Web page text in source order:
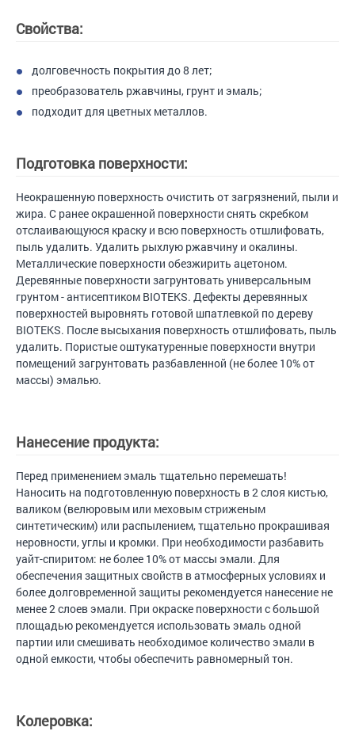
Свойства:
долговечность покрытия до 8 лет;
преобразователь ржавчины, грунт и эмаль;
подходит для цветных металлов.
Подготовка поверхности:
Неокрашенную поверхность очистить от загрязнений, пыли и
жира. С ранее окрашенной поверхности снять скребком
отслаивающуюся краску и всю поверхность отшлифовать,
пыль удалить. Удалить рыхлую ржавчину и окалины.
Металлические поверхности обезжирить ацетоном.
Деревянные поверхности загрунтовать универсальным
грунтом - антисептиком BIOTEKS. Дефекты деревянных
поверхностей выровнять готовой шпатлевкой по дереву
BIOTEKS. После высыхания поверхность отшлифовать, пыль
удалить. Пористые оштукатуренные поверхности внутри
помещений загрунтовать разбавленной (не более 10% от
массы) эмалью.
Нанесение продукта:
Перед применением эмаль тщательно перемешать!
Наносить на подготовленную поверхность в 2 слоя кистью,
валиком (велюровым или меховым стриженым
синтетическим) или распылением, тщательно прокрашивая
неровности, углы и кромки. При необходимости разбавить
уайт-спиритом: не более 10% от массы эмали. Для
обеспечения защитных свойств в атмосферных условиях и
более долговременной защиты рекомендуется нанесение не
менее 2 слоев эмали. При окраске поверхности с большой
площадью рекомендуется использовать эмаль одной
партии или смешивать необходимое количество эмали в
одной емкости, чтобы обеспечить равномерный тон.
Колеровка: